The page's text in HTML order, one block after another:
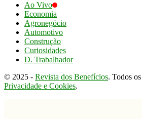
Ao Vivo
Economia
Agronegócio
Automotivo
Construção
Curiosidades
D. Trabalhador
© 2025 - Revista dos Benefícios. Todos
Privacidade e Cookies.